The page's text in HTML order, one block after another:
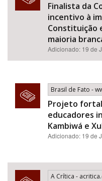
Finalista da
incentivo à
Constituição
maioria
Adicionado: 19 de
Brasil de Fato -
Projeto
educadores
Kambiwá e
Adicionado: 19 de
A Crítica -